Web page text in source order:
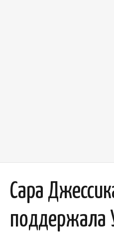
Сара
поддержала